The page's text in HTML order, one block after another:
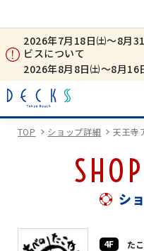
2026年7月18日㈯～8月
ビスについて
2026年8月8日㈯～8月
TOP ショップ詳細 天王寺
シ
4F た